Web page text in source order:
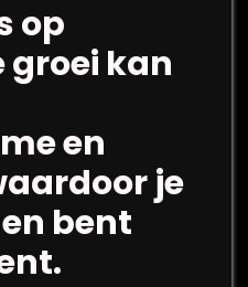
op
groei kan
en
je
bent